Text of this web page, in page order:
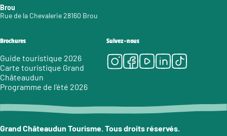
Brou
Rue de la Chevalerie 28160 Brou
Brochures
Guide touristique 2026
Carte touristique Grand
Châteaudun
Programme de l’été 2026
Suivez-nous
Instagram
Facebook
Youtube
LinkedIn
Tiktok
Grand Châteaudun Tourisme. Tous droits réservés.